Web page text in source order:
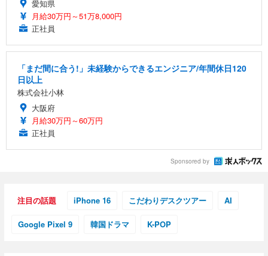
愛知県
月給30万円～51万8,000円
正社員
「まだ間に合う!」未経験からできるエンジニア/年間休日120
日以上
株式会社小林
大阪府
月給30万円～60万円
正社員
Sponsored by
注目の話題 iPhone 16 こだわりデスクツアー AI
Google Pixel 9 韓国ドラマ K-POP